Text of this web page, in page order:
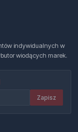
indywidualnych w
wiodących marek.
Zapisz